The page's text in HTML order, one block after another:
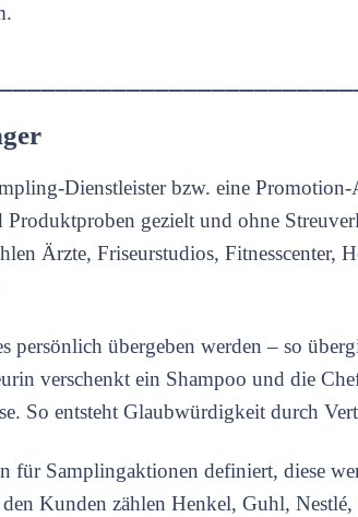
Dienstleister bzw. eine Promotion-
gezielt und ohne
Ärzte, Friseurstudios, Fitnesscenter,
persönlich übergeben werden – so
verschenkt ein Shampoo und die
So entsteht Glaubwürdigkeit durch
für Samplingaktionen definiert, diese
Kunden zählen Henkel, Guhl, Nestlé,